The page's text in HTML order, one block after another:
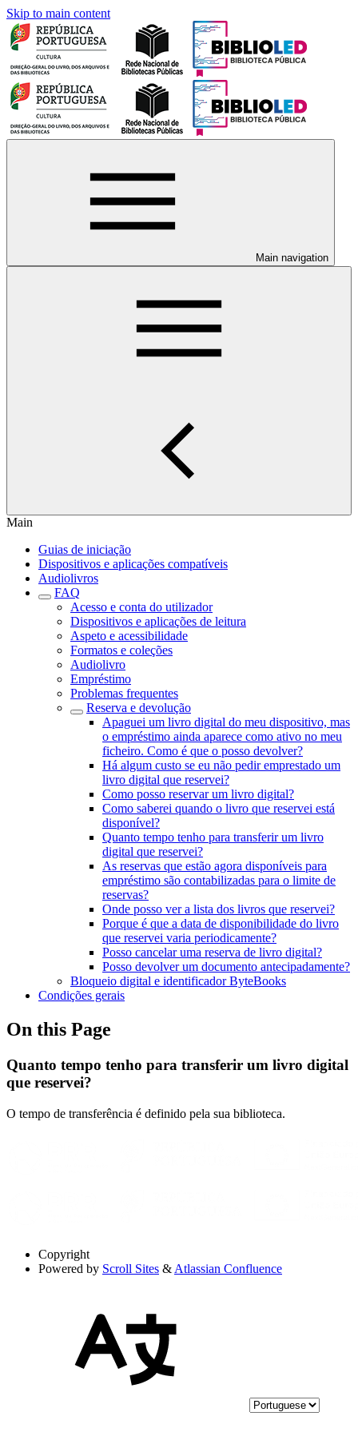
Skip to main content
Main navigation
Main
Guias de iniciação
Dispositivos e aplicações compatíveis
Audiolivros
FAQ
Acesso e conta do utilizador
Dispositivos e aplicações de leitura
Aspeto e acessibilidade
Formatos e coleções
Audiolivro
Empréstimo
Problemas frequentes
Reserva e devolução
Apaguei um livro digital do meu dispositivo, mas
o empréstimo ainda aparece como ativo no meu
ficheiro. Como é que o posso devolver?
Há algum custo se eu não pedir emprestado um
livro digital que reservei?
Como posso reservar um livro digital?
Como saberei quando o livro que reservei está
disponível?
Quanto tempo tenho para transferir um livro
digital que reservei?
As reservas que estão agora disponíveis para
empréstimo são contabilizadas para o limite de
reservas?
Onde posso ver a lista dos livros que reservei?
Porque é que a data de disponibilidade do livro
que reservei varia periodicamente?
Posso cancelar uma reserva de livro digital?
Posso devolver um documento antecipadamente?
Bloqueio digital e identificador ByteBooks
Condições gerais
On this Page
Quanto tempo tenho para transferir um livro digital
que reservei?
O tempo de transferência é definido pela sua biblioteca.
Copyright
Powered by Scroll Sites & Atlassian Confluence